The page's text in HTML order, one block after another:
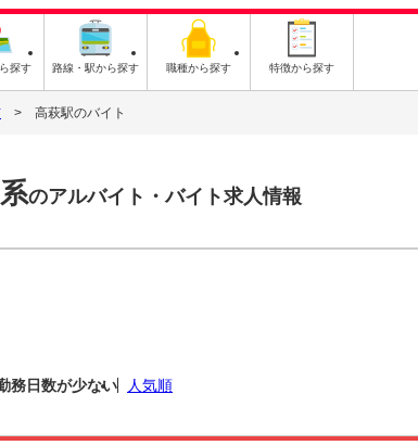
探す 路線・駅から探す 職種から探す 特徴から探す
高萩駅のバイト
のアルバイト・バイト求人情報
務日数が少ない 人気順